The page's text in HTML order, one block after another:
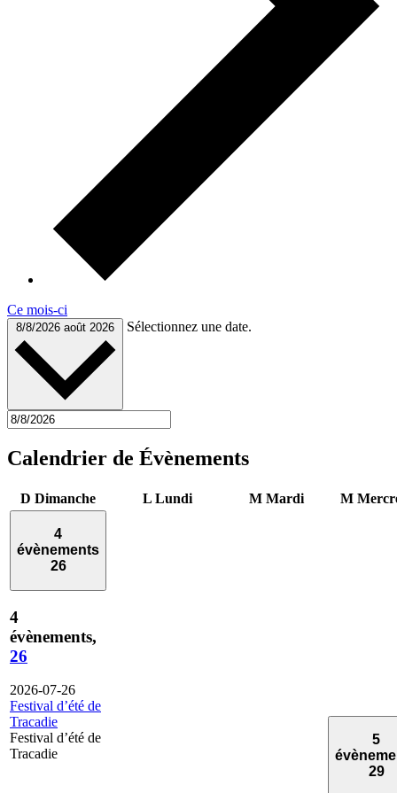
Ce mois-ci
8/8/2026 août 2026 Sélectionnez une date.
Calendrier de Évènements
D Dimanche L Lundi M Mardi M
4
évènements
26
4
évènements,
26
2026-07-26
Festival d’été de
Tracadie
Festival d’été de
Tracadie
5
29